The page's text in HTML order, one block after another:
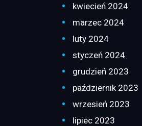
kwiecień 2024
marzec 2024
luty 2024
styczeń 2024
grudzień 2023
październik 2023
wrzesień 2023
lipiec 2023